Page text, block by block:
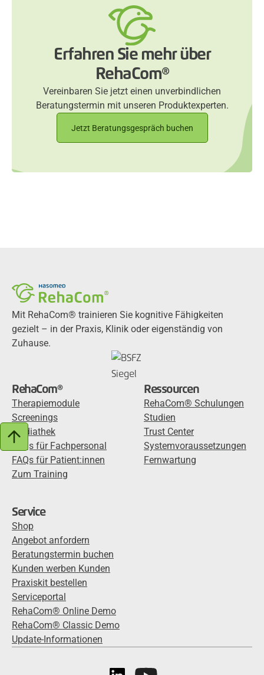
Erfahren Sie mehr über
RehaCom®
Vereinbaren Sie jetzt einen unverbindlichen
Beratungstermin mit unseren Produktexperten.
Jetzt Beratungsgespräch buchen
Mit RehaCom® trainieren Sie kognitive Fähigkeiten
gezielt – in der Praxis, Klinik oder eigenständig von
Zuhause.
RehaCom®
Therapiemodule
Screenings
Mediathek
FAQs für Fachpersonal
FAQs für Patient:innen
Zum Training
Ressourcen
RehaCom® Schulungen
Studien
Trust Center
Systemvoraussetzungen
Fernwartung
Service
Shop
Angebot anfordern
Beratungstermin buchen
Kunden werben Kunden
Praxiskit bestellen
Serviceportal
RehaCom® Online Demo
RehaCom® Classic Demo
Update-Informationen